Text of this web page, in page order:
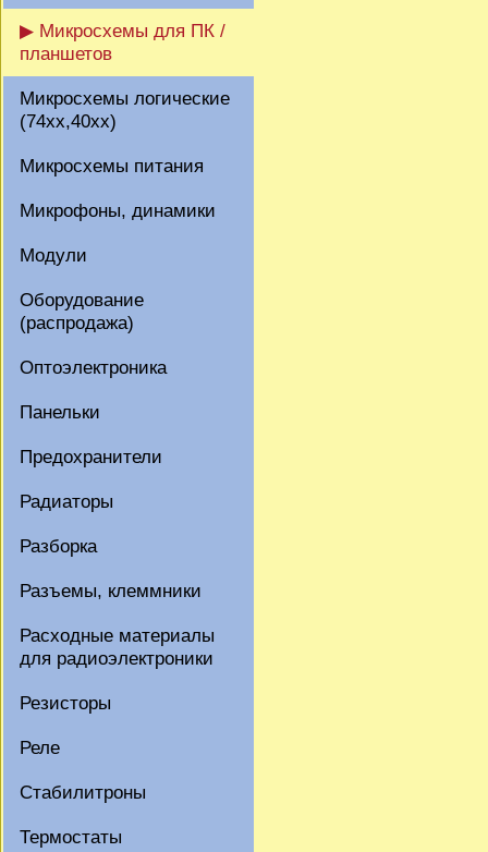
▶ Микросхемы для ПК /
планшетов
Микросхемы логические
(74xx,40xx)
Микросхемы питания
Микрофоны, динамики
Модули
Оборудование
(распродажа)
Оптоэлектроника
Панельки
Предохранители
Радиаторы
Разборка
Разъемы, клеммники
Расходные материалы
для радиоэлектроники
Резисторы
Реле
Стабилитроны
Термостаты